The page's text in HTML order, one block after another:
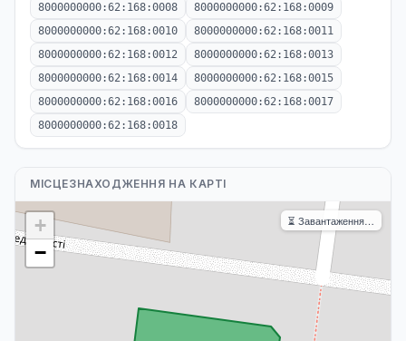
8000000000:62:168:0008
8000000000:62:168:0009
8000000000:62:168:0010
8000000000:62:168:0011
8000000000:62:168:0012
8000000000:62:168:0013
8000000000:62:168:0014
8000000000:62:168:0015
8000000000:62:168:0016
8000000000:62:168:0017
8000000000:62:168:0018
МІСЦЕЗНАХОДЖЕННЯ НА КАРТІ
+
−
⏳ Завантаження…